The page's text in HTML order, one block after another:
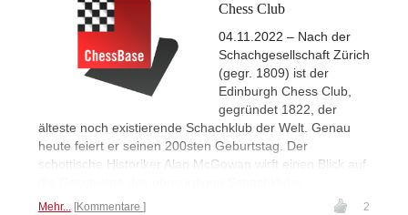
Chess Club
04.11.2022 – Nach der
Schachgesellschaft Zürich
(gegr. 1809) ist der
Edinburgh Chess Club,
gegründet 1822, der
älteste noch existierende Schachklub der Welt. Genau
heute feiert er seinen 200sten Geburtstag. Der
schottische Historiker Alan McGowan wirft einen Blick auf
Mehr... Kommentare 2